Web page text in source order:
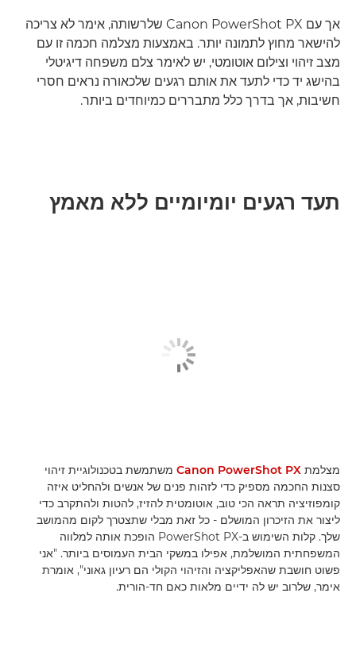
אך עם Canon PowerShot PX שלרשותה, אימר לא צריכה
להישאר מחוץ לתמונה יותר. באמצעות מצלמה חכמה זו עם
מצב זיהוי וצילום אוטומטי, יש לאימר צלם משפחה דיגיטלי
בהישג יד כדי לתעד את אותם רגעים שלכאורה נראים חסרי
חשיבות, אך בדרך כלל מתבררים כמיוחדים ביותר.
תעד רגעים יומיומיים ללא מאמץ
מצלמת Canon PowerShot PX משתמשת בטכנולוגיית זיהוי
סצנות החכמה מספיק כדי לזהות פנים של אנשים ולהחליט איזה
קומפוזיציה תראה הכי טוב, אוטומטית להזיז, להטות ולהתקרב כדי
ליצור את הזיכרון המושלם - כל זאת מבלי שתצטרך לקום מהמושב
שלך. קלות השימוש ב-PowerShot PX הופכת אותה למלווה
המשפחתית המושלמת, אפילו במשקי הבית העמוסים ביותר. "אני
פשוט חושבת שהאפליקציה והזיהוי הקולי הם רעיון גאוני", אומרת
אימר, שלרוב יש לה ידיים מלאות כאם חד-הורית.